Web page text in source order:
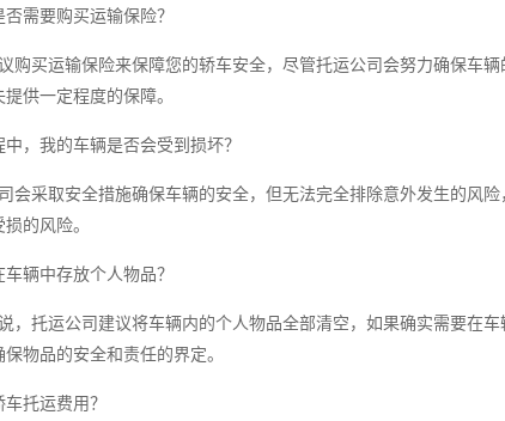
需要购买运输保险？
买运输保险来保障您的轿车安全，尽管托运公司会努力确保车
供一定程度的保障。
，我的车辆是否会受到损坏？
采取安全措施确保车辆的安全，但无法完全排除意外发生的风
的风险。
辆中存放个人物品？
托运公司建议将车辆内的个人物品全部清空，如果确实需要在
物品的安全和责任的界定。
托运费用？